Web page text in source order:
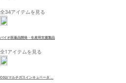
全34アイテムを見る
バイオ医薬品開発・生産用支援製品
全1アイテムを見る
CO2/マルチガスインキュベータ ...